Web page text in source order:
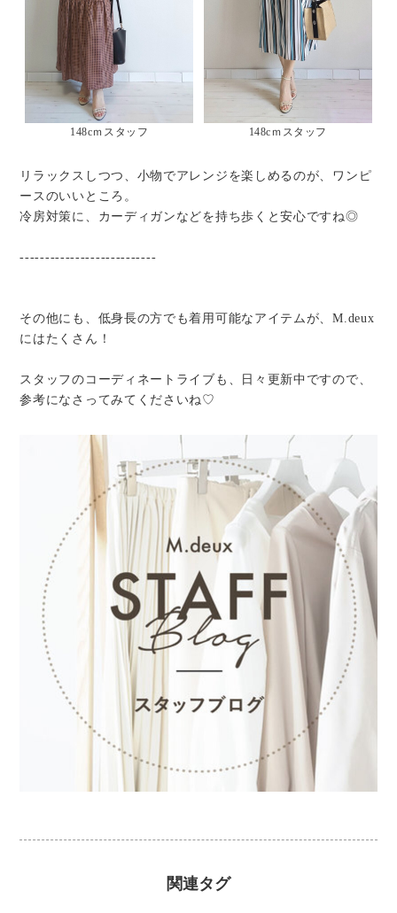
148cｍスタッフ 148cｍスタッフ
リラックスしつつ、小物でアレンジを楽しめるのが、ワンピ
ースのいいところ。
冷房対策に、カーディガンなどを持ち歩くと安心ですね◎
---------------------------
その他にも、低身長の方でも着用可能なアイテムが、M.deux
にはたくさん！
スタッフのコーディネートライブも、日々更新中ですので、
参考になさってみてくださいね♡
関連タグ